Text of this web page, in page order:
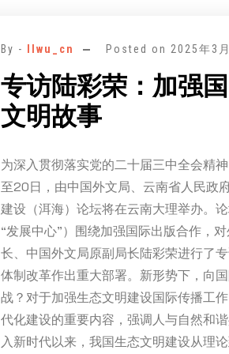
By - llwu_cn Posted on 2025年3
专访陆彩荣：加强
文明故事
为深入贯彻落实党的二十届三中全会精
至20日，由中国外文局、云南省人民政
建设（洱海）论坛将在云南大理举办。
“发展中心”）围绕加强国际出版合作，
长、中国外文局原副局长陆彩荣进行了
体制改革作出重大部署。新形势下，向
战？对于加强生态文明建设国际传播工
代化建设的重要内容，强调人与自然和
入新时代以来，我国生态文明建设从理